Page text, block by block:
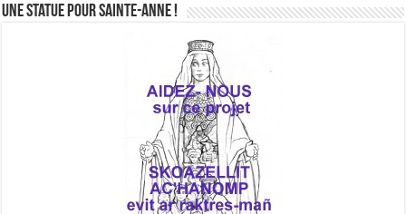
Une statue pour Sainte-Anne !